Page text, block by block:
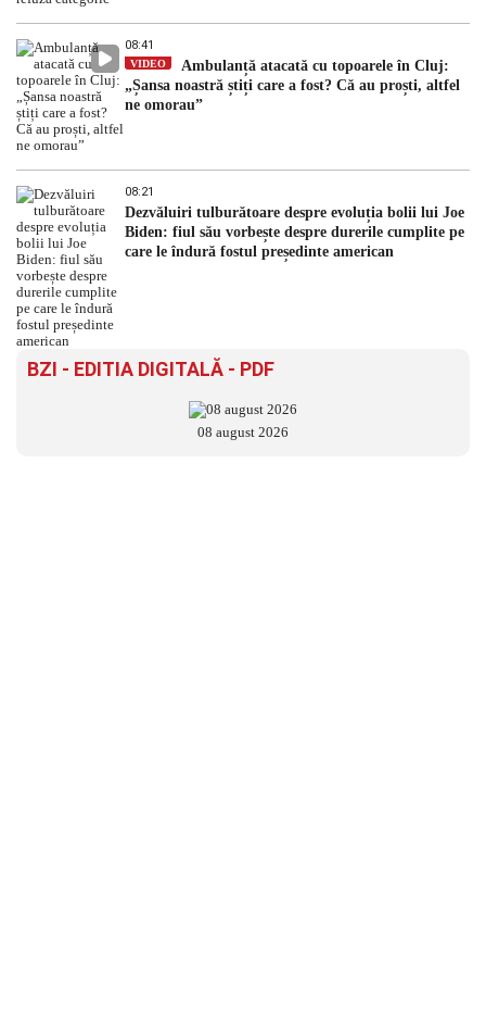
08:41
VIDEO
Ambulanță atacată cu topoarele în Cluj:
„Șansa noastră știți care a fost? Că au proști, altfel
ne omorau”
08:21
Dezvăluiri tulburătoare despre evoluția bolii lui Joe
Biden: fiul său vorbește despre durerile cumplite pe
care le îndură fostul președinte american
BZI - EDITIA DIGITALĂ - PDF
08 august 2026